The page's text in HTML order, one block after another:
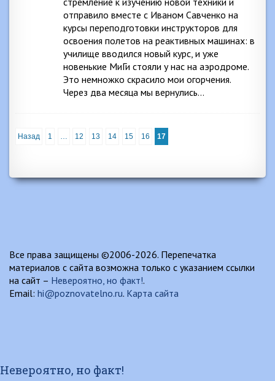
отправило вместе с Иваном Савченко на
курсы переподготовки инструкторов для
освоения полетов на реактивных машинах: в
училище вводился новый курс, и уже
новенькие МиГи стояли у нас на аэродроме.
Это немножко скрасило мои огорчения.
Через два месяца мы вернулись…
Назад 1 … 12 13 14 15 16 17
Все права защищены ©2006-2026. Перепечатка
материалов с сайта возможна только с указанием ссылки
на сайт – Невероятно, но факт!.
Email: hi@poznovatelno.ru. Карта сайта
Невероятно, но факт!